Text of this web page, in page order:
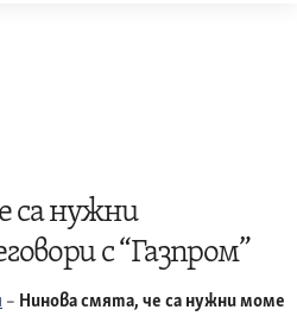
са нужни
с “Газпром”
– Нинова смята, че са нужни